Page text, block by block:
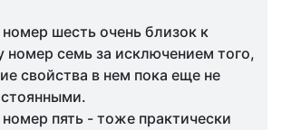
шесть очень близок к
номер семь за исключением того,
свойства в нем пока еще не
пять - тоже практически